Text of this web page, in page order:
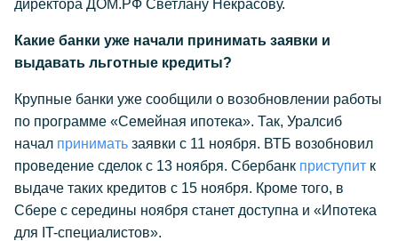
директора ДОМ.PФ Светлану Некрасову.
Какие банки уже начали принимать заявки и
выдавать льготные кредиты?
Крупные банки уже сообщили о возобновлении работы
по программе «Семейная ипотека». Так, Уралсиб
начал принимать заявки с 11 ноября. ВТБ возобновил
проведение сделок с 13 ноября. Сбербанк приступит к
выдаче таких кредитов с 15 ноября. Кроме того, в
Сбере с середины ноября станет доступна и «Ипотека
для IT-специалистов».